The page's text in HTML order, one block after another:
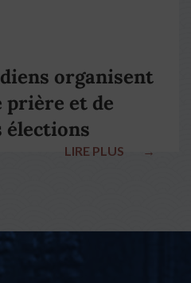
organisent
prière et de
élections
LIRE PLUS →